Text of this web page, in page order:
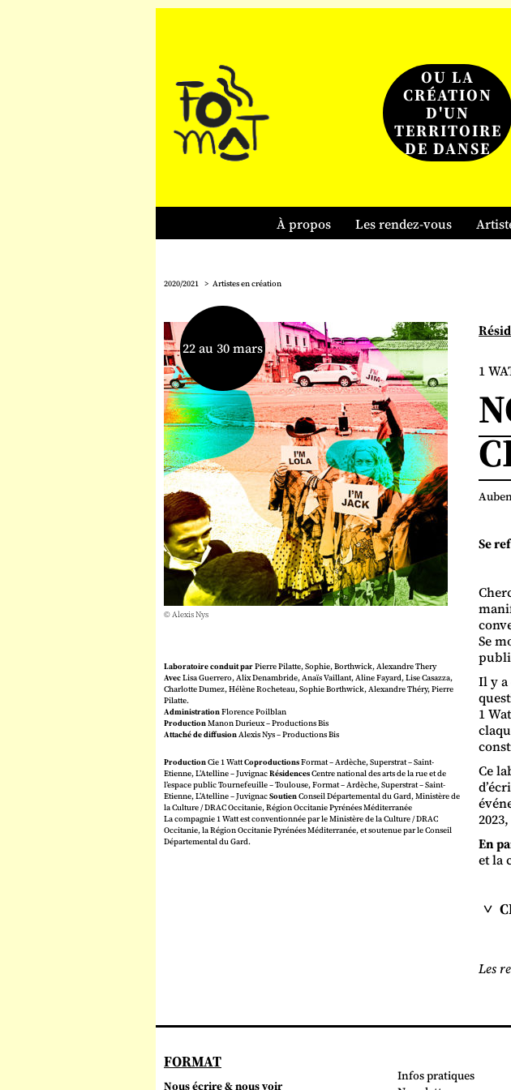
OU LA
CRÉATION
D'UN
TERRITOIRE
DE DANSE
À propos Les rendez-vous
2020/2021 Artistes en création
1
Se
Se
Il y a
1
Ce
En
et la
Les
22 au 30 mars
© Alexis Nys
Laboratoire conduit parPierre Pilatte, Sophie, Borthwick, Alexandre Thery
AvecLisa Guerrero, Alix Denambride, Anaïs Vaillant, Aline Fayard, Lise Casazza,
Charlotte Dumez, Hélène Rocheteau, Sophie Borthwick, Alexandre Théry, Pierre
Pilatte.
AdministrationFlorence Poilblan
ProductionManon Durieux – Productions Bis
Attaché de diffusionAlexis Nys – Productions Bis
ProductionCie 1 WattCoproductionsFormat – Ardèche, Superstrat – Saint-
Etienne, L’Atelline – JuvignacRésidencesCentre national des arts de la rue et de
l’espace public Tournefeuille – Toulouse, Format – Ardèche, Superstrat – Saint-
Etienne, L’Atelline – JuvignacSoutienConseil Départemental du Gard, Ministère de
la Culture / DRAC Occitanie, Région Occitanie Pyrénées Méditerranée
La compagnie 1 Watt est conventionnée par le Ministère de la Culture / DRAC
Occitanie, la Région Occitanie Pyrénées Méditerranée, et soutenue par le Conseil
Départemental du Gard.
FORMAT
Nous écrire & nous voir
Infos pratiques